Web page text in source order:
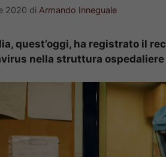
2020 di Armando Inneguale
quest’oggi, ha registrato il
nella struttura ospedaliere